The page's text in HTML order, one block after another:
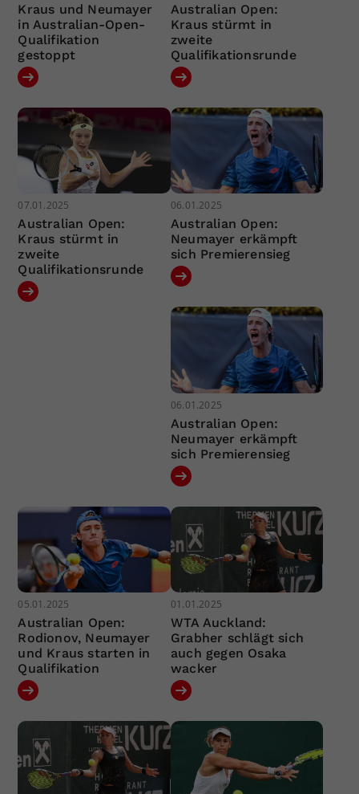
Kraus und Neumayer
in Australian-Open-
Qualifikation
gestoppt
Australian Open:
Kraus stürmt in
zweite
Qualifikationsrunde
07.01.2025
Australian Open:
Kraus stürmt in
zweite
Qualifikationsrunde
06.01.2025
Australian Open:
Neumayer erkämpft
sich Premierensieg
06.01.2025
Australian Open:
Neumayer erkämpft
sich Premierensieg
05.01.2025
Australian Open:
Rodionov, Neumayer
und Kraus starten in
Qualifikation
01.01.2025
WTA Auckland:
Grabher schlägt sich
auch gegen Osaka
wacker